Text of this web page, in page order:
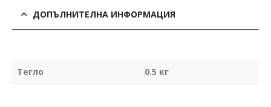
ДОПЪЛНИТЕЛНА ИНФОРМАЦИЯ
Тегло 0.5 кг